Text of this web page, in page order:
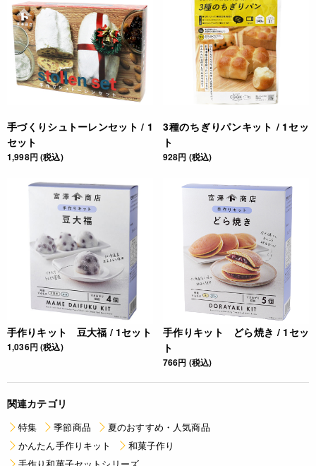
手づくりシュトーレンセット / 1
セット
1,998円 (税込)
3種のちぎりパンキット / 1セッ
ト
928円 (税込)
手作りキット 豆大福 / 1セット
1,036円 (税込)
手作りキット どら焼き / 1セッ
ト
766円 (税込)
関連カテゴリ
特集 季節商品
夏のおすすめ・人気商品
かんたん手作りキット
和菓子作り